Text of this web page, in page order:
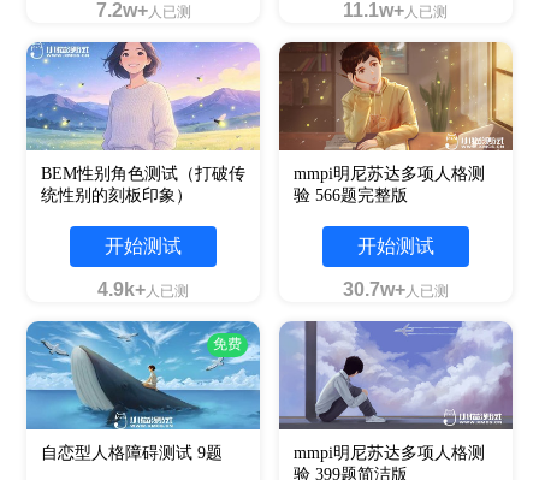
7.2w+人已测 11.1w+人已测
BEM性别角色测试（打破传
统性别的刻板印象）
开始测试
4.9k+人已测
mmpi明尼苏达多项人格测
验 566题完整版
开始测试
30.7w+人已测
免费
自恋型人格障碍测试 9题
mmpi明尼苏达多项人格测
验 399题简洁版